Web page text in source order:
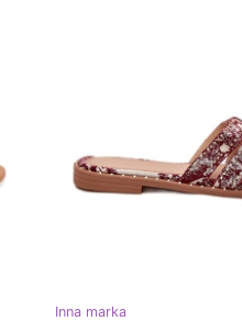
Inna marka